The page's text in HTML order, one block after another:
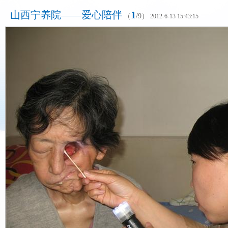
山西宁养院——爱心陪伴 （ 1 /9） 2012-6-13 15:43:15